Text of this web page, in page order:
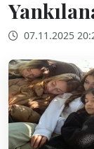
07.11.2025